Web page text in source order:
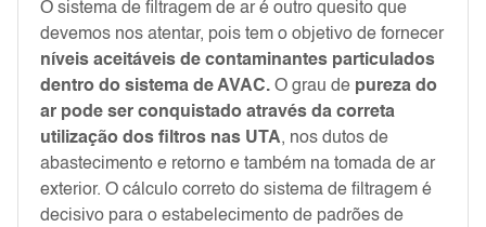
O sistema de filtragem de ar é outro quesito que
devemos nos atentar, pois tem o objetivo de fornecer
níveis aceitáveis de contaminantes particulados
dentro do sistema de AVAC. O grau de pureza do
ar pode ser conquistado através da correta
utilização dos filtros nas UTA, nos dutos de
abastecimento e retorno e também na tomada de ar
exterior. O cálculo correto do sistema de filtragem é
decisivo para o estabelecimento de padrões de